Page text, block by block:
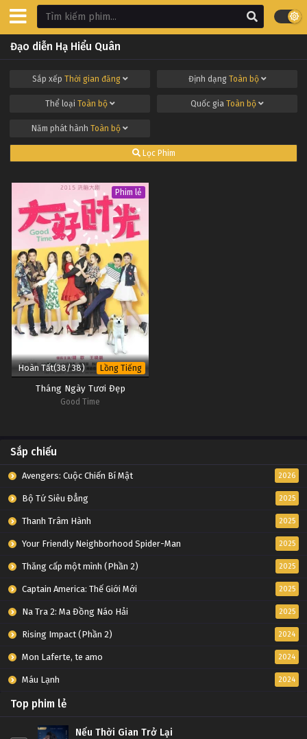
Đạo diễn Hạ Hiểu Quân
Sắp xếp Thời gian đăng Định dạng Toàn bộ
Thể loại Toàn bộ Quốc gia Toàn bộ
Năm phát hành Toàn bộ
Lọc Phim
Phim lẻ
Hoàn Tất(38/38) Lồng Tiếng
Tháng Ngày Tươi Đẹp
Good Time
Sắp chiếu
Avengers: Cuộc Chiến Bí Mật 2026
Bộ Tứ Siêu Đẳng 2025
Thanh Trâm Hành 2025
Your Friendly Neighborhood Spider-Man 2025
Thăng cấp một mình (Phần 2) 2025
Captain America: Thế Giới Mới 2025
Na Tra 2: Ma Đồng Náo Hải 2025
Rising Impact (Phần 2) 2024
Mon Laferte, te amo 2024
Máu Lạnh 2024
Top phim lẻ
Nếu Thời Gian Trở Lại